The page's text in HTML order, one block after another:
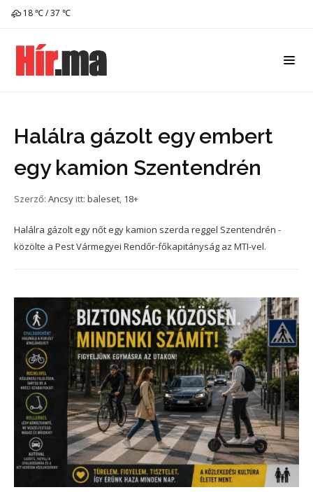
18 ℃ / 37 ℃
Halálra gázolt egy embert
egy kamion Szentendrén
Szerző: Ancsy itt: baleset, 18+
Halálra gázolt egy nőt egy kamion szerda reggel Szentendrén -
közölte a Pest Vármegyei Rendőr-főkapitányság az MTI-vel.